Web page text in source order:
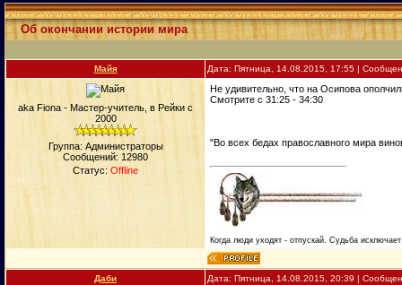
Об окончании истории мира
Майя Дата: Пятница, 14.08.2015, 17:55 |
aka Fiona - Мастер-учитель, в Рейки с
2000
Группа: Администраторы
Сообщений: 12980
Статус: Offline
Не удивительно, что на Осипова
Смотрите с 31:25 - 34:30
"Во всех бедах православного мира
Когда люди уходят - отпускай. Судьба
Даби Дата: Пятница, 14.08.2015, 20:39 |